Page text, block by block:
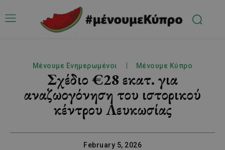
Μένουμε Ενημερωμένοι Μένουμε Κύπρο
Σχέδιο €28 εκατ. για
αναζωογόνηση του ιστορικού
κέντρου Λευκωσίας
February 5, 2026